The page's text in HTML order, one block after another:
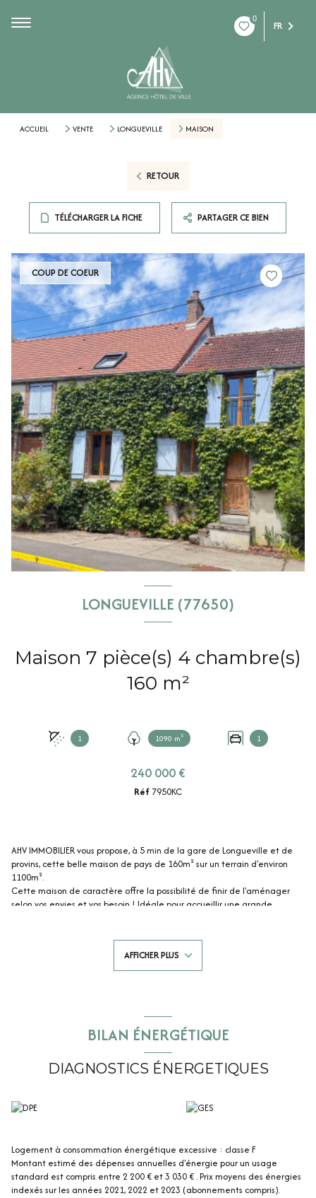
0
FR
ACCUEIL VENTE LONGUEVILLE MAISON
RETOUR
TÉLÉCHARGER LA FICHE PARTAGER CE BIEN
COUP DE COEUR
LONGUEVILLE (77650)
Maison 7 pièce(s) 4 chambre(s)
160 m²
1 1090 m² 1
240 000 €
Réf 7950KC
AHV IMMOBILIER vous propose, à 5 min de la gare de Longueville et de
provins, cette belle maison de pays de 160m² sur un terrain d'environ
1100m².
Cette maison de caractère offre la possibilité de finir de l'aménager
selon vos envies et vos besoin ! Idéale pour accueillir une grande
poutres et cheminée donnant accès à la terrasse et au jardin, cuisine, un
dégagement avec unpoêle godin donnant accès à une grande
chambre en duplex, grande salle d'eau, un wc, une chambre,
Le gros plus : un garage de 72m² avec fenêtre double vitrage, porte
motorisé, eau, électricité et évacuation. Toiture de 2023.
Côté confort : Fibre raccordée, VMC, chauffage bois et électrique,
AFFICHER PLUS
BILAN ÉNERGÉTIQUE
DIAGNOSTICS ÉNERGETIQUES
Logement à consommation énergétique excessive : classe F
Montant estimé des dépenses annuelles d'énergie pour un usage
standard est compris entre 2 200 € et 3 030 € . Prix moyens des énergies
indexés sur les années 2021, 2022 et 2023 (abonnements compris).